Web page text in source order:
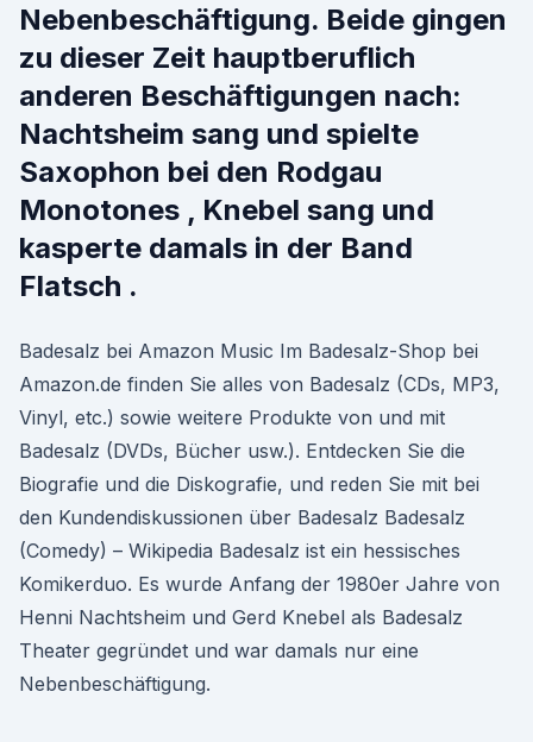
Nebenbeschäftigung. Beide gingen
zu dieser Zeit hauptberuflich
anderen Beschäftigungen nach:
Nachtsheim sang und spielte
Saxophon bei den Rodgau
Monotones , Knebel sang und
kasperte damals in der Band
Flatsch .
Badesalz bei Amazon Music Im Badesalz-Shop bei
Amazon.de finden Sie alles von Badesalz (CDs, MP3,
Vinyl, etc.) sowie weitere Produkte von und mit
Badesalz (DVDs, Bücher usw.). Entdecken Sie die
Biografie und die Diskografie, und reden Sie mit bei
den Kundendiskussionen über Badesalz Badesalz
(Comedy) – Wikipedia Badesalz ist ein hessisches
Komikerduo. Es wurde Anfang der 1980er Jahre von
Henni Nachtsheim und Gerd Knebel als Badesalz
Theater gegründet und war damals nur eine
Nebenbeschäftigung.